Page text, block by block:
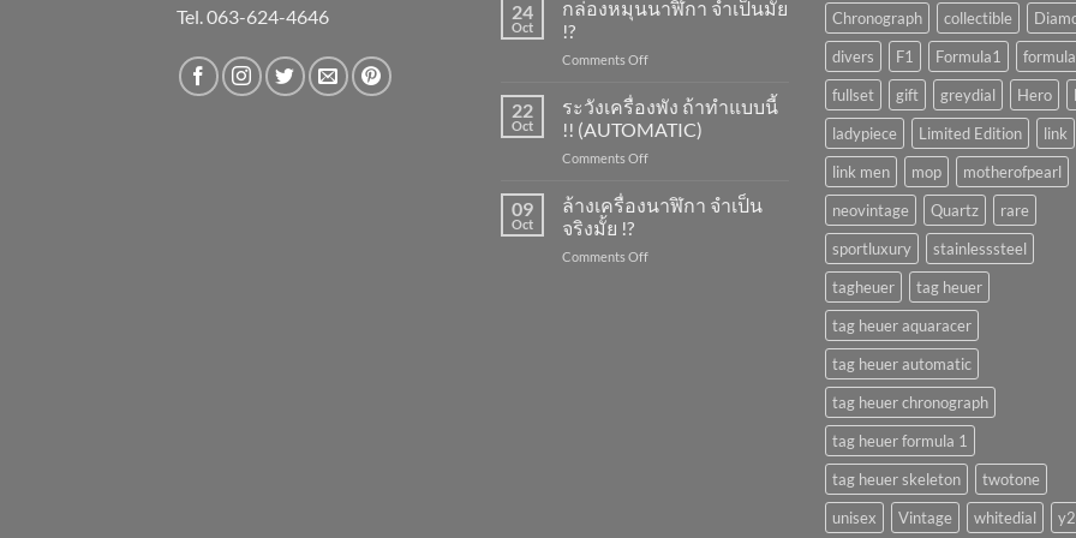
Tel. 063-624-4646
ทำ
ไง
?
24
Oct
กล่องหมุนนาฬิกา จำเป็นมั้ย
!?
Comments Offon
หมุน
จำเป็น
มั้ย
22
Oct
ระวังเครื่องพัง ถ้าทำแบบนี้
!! (AUTOMATIC)
Comments Offon
เครื่อง
ทำ
09
Oct
ล้างเครื่องนาฬิกา จำเป็น
จริงมั้ย !?
Comments Offon
Chronograph
collectible
divers
F1 Formula1
fullset
gift greydial Hero
ladypiece
Limited Edition
link
link men
mop
motherofpearl
neovintage
Quartz
rare
sportluxury
stainlesssteel
tagheuer
tag heuer
tag heuer aquaracer
tag heuer automatic
tag heuer chronograph
tag heuer formula 1
tag heuer skeleton
twotone
unisex
Vintage whitedial